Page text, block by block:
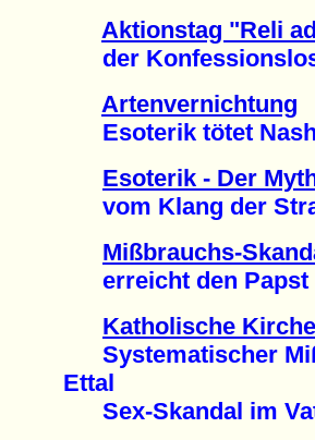
Aktionstag "Reli
der
Artenvernichtung
Esoterik tötet
Esoterik - Der
vom Klang der
Mißbrauchs-
erreicht den Papst
Katholische
Systematischer
Ettal
Sex-Skandal im